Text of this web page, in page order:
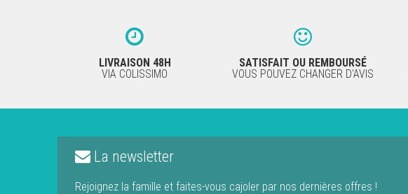
LIVRAISON 48H
VIA COLISSIMO
SATISFAIT OU REMBOURSÉ
VOUS POUVEZ CHANGER D'AVIS
La newsletter
Rejoignez la famille et faites-vous cajoler par nos dernières offres !